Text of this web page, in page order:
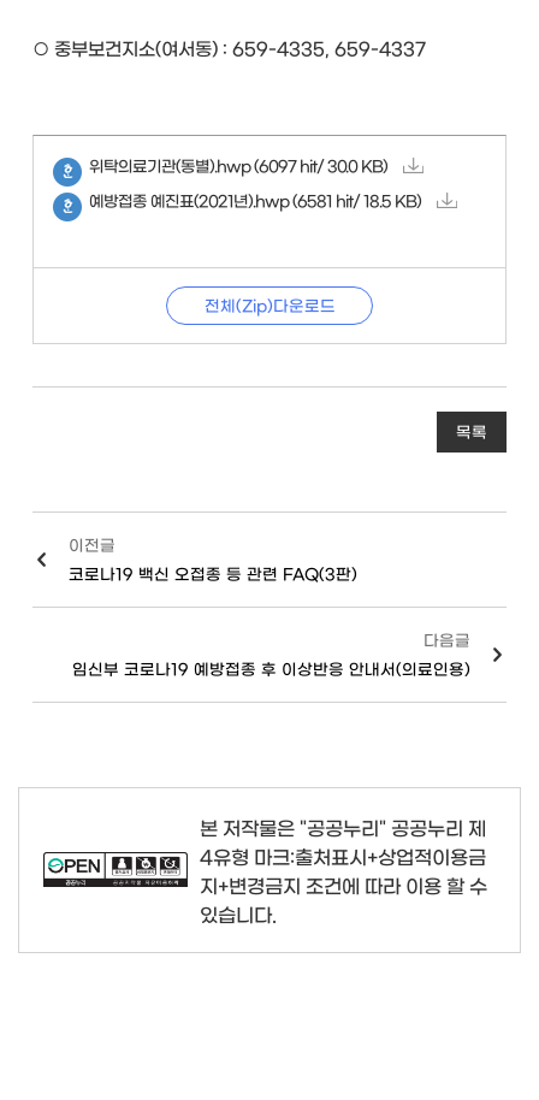
○ 중부보건지소(여서동) : 659-4335, 659-4337
위탁의료기관(동별).hwp (6097 hit/ 30.0 KB)
예방접종 예진표(2021년).hwp (6581 hit/ 18.5 KB)
전체(Zip)다운로드
목록
이전글
코로나19 백신 오접종 등 관련 FAQ(3판)
다음글
임신부 코로나19 예방접종 후 이상반응 안내서(의료인용)
본 저작물은 "공공누리" 공공누리 제
4유형 마크:출처표시+상업적이용금
지+변경금지 조건에 따라 이용 할 수
있습니다.